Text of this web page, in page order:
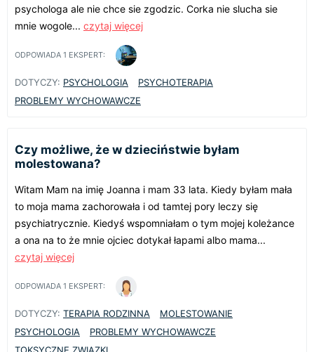
psychologa ale nie chce sie zgodzic. Corka nie slucha sie
mnie wogole... czytaj więcej
ODPOWIADA 1 EKSPERT:
DOTYCZY: PSYCHOLOGIA
PSYCHOTERAPIA
PROBLEMY WYCHOWAWCZE
Czy możliwe, że w dzieciństwie byłam
molestowana?
Witam Mam na imię Joanna i mam 33 lata. Kiedy byłam mała
to moja mama zachorowała i od tamtej pory leczy się
psychiatrycznie. Kiedyś wspomniałam o tym mojej koleżance
a ona na to że mnie ojciec dotykał łapami albo mama...
czytaj więcej
ODPOWIADA 1 EKSPERT:
DOTYCZY: TERAPIA RODZINNA
MOLESTOWANIE
PSYCHOLOGIA
PROBLEMY WYCHOWAWCZE